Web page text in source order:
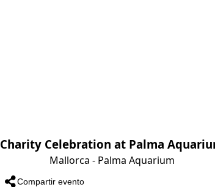
Charity Celebration at Palma
Mallorca - Palma Aquarium
Compartir evento